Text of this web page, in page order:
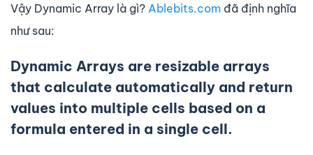
Vậy Dynamic Array là gì? Ablebits.com đã định nghĩa
như sau:
Dynamic Arrays are resizable arrays
that calculate automatically and return
values into multiple cells based on a
formula entered in a single cell.